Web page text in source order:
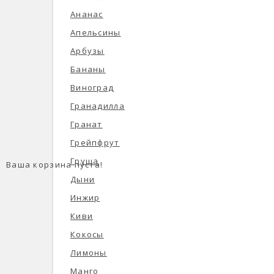
Ваша корзина пуста!
Ананас
Апельсины
Арбузы
Бананы
Виноград
Гранадилла
Гранат
Грейпфрут
Груша
Дыни
Инжир
Киви
Кокосы
Лимоны
Манго